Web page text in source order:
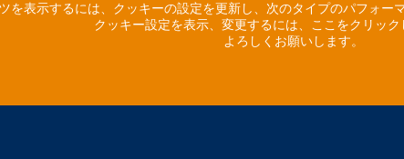
を表示するには、クッキーの設定を更新し、次のタイプのパフォー
クッキー設定を表示、変更するには、ここをクリック
よろしくお願いします。